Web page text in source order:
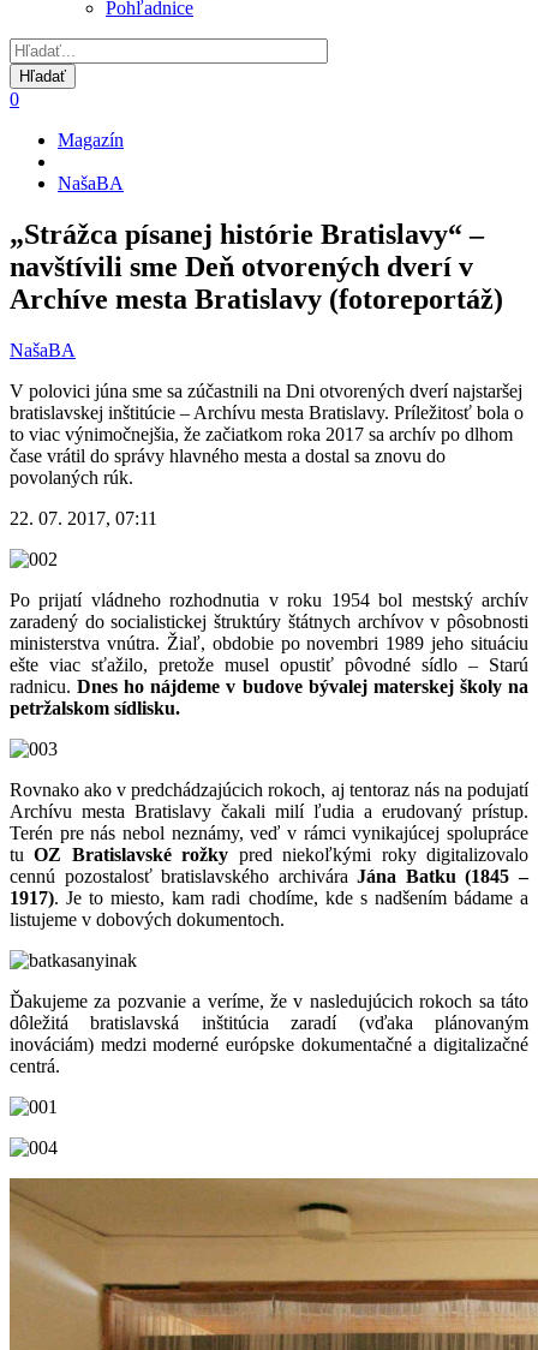
Pohľadnice
0
Omrvinka
Magazín
NašaBA
„Strážca písanej histórie Bratislavy“ –
navštívili sme Deň otvorených dverí v
Archíve mesta Bratislavy (fotoreportáž)
NašaBA
V polovici júna sme sa zúčastnili na Dni otvorených dverí najstaršej
bratislavskej inštitúcie – Archívu mesta Bratislavy. Príležitosť bola o
to viac výnimočnejšia, že začiatkom roka 2017 sa archív po dlhom
čase vrátil do správy hlavného mesta a dostal sa znovu do
povolaných rúk.
22. 07. 2017, 07:11
Po prijatí vládneho rozhodnutia v roku 1954 bol mestský archív
zaradený do socialistickej štruktúry štátnych archívov v pôsobnosti
ministerstva vnútra. Žiaľ, obdobie po novembri 1989 jeho situáciu
ešte viac sťažilo, pretože musel opustiť pôvodné sídlo – Starú
radnicu. Dnes ho nájdeme v budove bývalej materskej školy na
petržalskom sídlisku.
Rovnako ako v predchádzajúcich rokoch, aj tentoraz nás na podujatí
Archívu mesta Bratislavy čakali milí ľudia a erudovaný prístup.
Terén pre nás nebol neznámy, veď v rámci vynikajúcej spolupráce
tuOZ Bratislavské rožky pred niekoľkými roky digitalizovalo
cennú pozostalosť bratislavského archiváraJána Batku (1845 –
1917). Je to miesto, kam radi chodíme, kde s nadšením bádame a
listujeme v dobových dokumentoch.
Ďakujeme za pozvanie a veríme, že v nasledujúcich rokoch sa táto
dôležitá bratislavská inštitúcia zaradí (vďaka plánovaným
inováciám) medzi moderné európske dokumentačné a digitalizačné
centrá.